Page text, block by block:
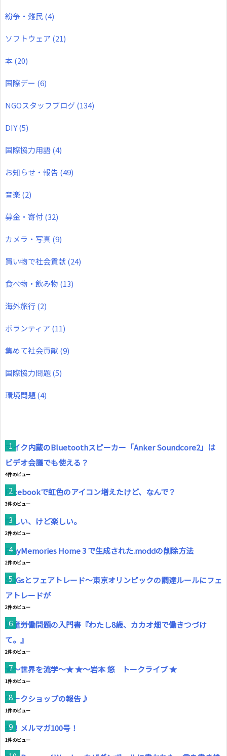
紛争・難民(4)
ソフトウェア (21)
本(20)
国際デー (6)
NGOスタッフブログ(134)
DIY(5)
国際協力用語(4)
お知らせ・報告 (49)
音楽(2)
募金・寄付 (32)
カメラ・写真(9)
買い物で社会貢献 (24)
食べ物・飲み物 (13)
海外旅行(2)
ボランティア (11)
集めて社会貢献 (9)
国際協力問題(5)
環境問題(4)
マイク内蔵のBluetoothスピーカー「Anker Soundcore2」は
ビデオ会議でも使える？
4件のビュー
Facebookで虹色のアイコン増えたけど、なんで？
3件のビュー
忙しい、けど楽しい。
2件のビュー
PlayMemories Home 3 で生成された.moddの削除方法
2件のビュー
SDGsとフェアトレード～東京オリンピックの調達ルールにフェ
アトレードが
2件のビュー
児童労働問題の入門書『わたし8歳、カカオ畑で働きつづけ
て。』
2件のビュー
★〜世界を流学〜★ ★〜岩本 悠 トークライブ ★
1件のビュー
ワークショップの報告♪
1件のビュー
祝！メルマガ100号！
1件のビュー